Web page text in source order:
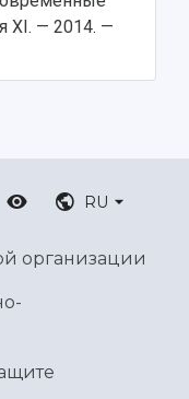
XI. — 2014. —
RU
организации